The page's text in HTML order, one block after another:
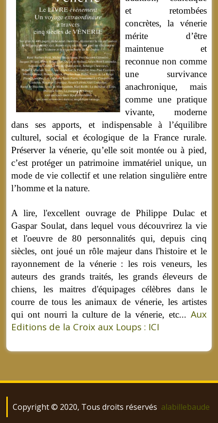
et retombées
concrètes, la vénerie
mérite d’être
maintenue et
reconnue non comme
une survivance
anachronique, mais
comme une pratique
vivante, moderne
dans ses apports, et indispensable à l’équilibre
culturel, social et écologique de la France rurale.
Préserver la vénerie, qu’elle soit montée ou à pied,
c’est protéger un patrimoine immatériel unique, un
mode de vie collectif et une relation singulière entre
l’homme et la nature.
A lire, l'excellent ouvrage de Philippe Dulac et
Gaspar Soulat, dans lequel vous découvrirez la vie
et l'oeuvre de 80 personnalités qui, depuis cinq
siècles, ont joué un rôle majeur dans l'histoire et le
rayonnement de la vénerie : les rois veneurs, les
auteurs des grands traités, les grands éleveurs de
chiens, les maitres d'équipages célèbres dans le
courre de tous les animaux de vénerie, les artistes
qui ont nourri la culture de la vénerie, etc... Aux
Editions de la Croix aux Loups : ICI
Copyright © 2020, Tous droits réservés alabillebaude